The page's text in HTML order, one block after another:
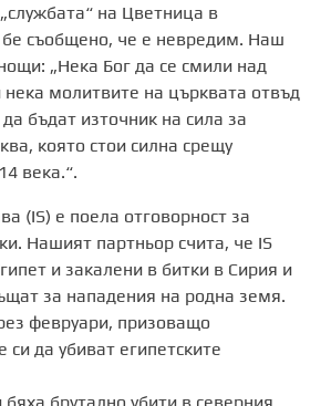
на Цветница в
бе съобщено, че е невредим. Наш
„Нека Бог да се смили над
молитвите на църквата отвъд
бъдат източник на сила за
която стои силна срещу
века.“.
(IS) е поела отговорност за
Нашият партньор счита, че IS
и закалени в битки в Сирия и
за нападения на родна земя.
февруари, призоващо
си да убиват египетските
бяха брутално убити в северния